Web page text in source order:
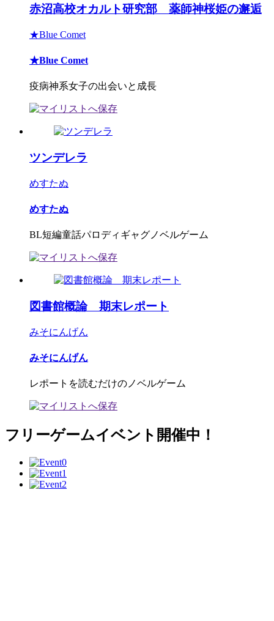
赤沼高校オカルト研究部 薬師神桜姫の邂逅
★Blue Comet
★Blue Comet
疫病神系女子の出会いと成長
ツンデレラ
めすたぬ
めすたぬ
BL短編童話パロディギャグノベルゲーム
図書館概論 期末レポート
みそにんげん
みそにんげん
レポートを読むだけのノベルゲーム
フリーゲームイベント開催中！